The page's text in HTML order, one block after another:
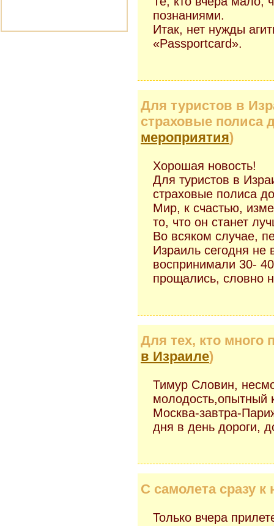
познаниями.
Итак, нет нужды
«Passportcard».
Для туристов в
страховые полиса
мероприятия)
Хорошая новость!
Для туристов в
страховые полиса
Мир, к счастью,
то, что он станет
Во всяком случае,
Израиль сегодня не
воспринимали 30-
прощались, словно
Для тех, кто много
в Израиле)
Тимур Словин,
молодость,опытный
Москва-завтра-
дня в день дороги,
С самолета сразу к
Только вчера